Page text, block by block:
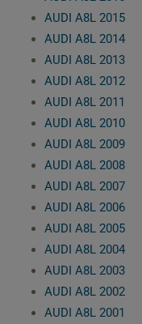
AUDI A8L 2015
AUDI A8L 2014
AUDI A8L 2013
AUDI A8L 2012
AUDI A8L 2011
AUDI A8L 2010
AUDI A8L 2009
AUDI A8L 2008
AUDI A8L 2007
AUDI A8L 2006
AUDI A8L 2005
AUDI A8L 2004
AUDI A8L 2003
AUDI A8L 2002
AUDI A8L 2001